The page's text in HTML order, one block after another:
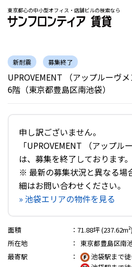
東京都心の中小型オフィス・店舗ビルの検索なら
新耐震 募集終了
UPROVEMENT （アップルーヴメ
6階（東京都豊島区南池袋）
申し訳ございません。
「UPROVEMENT （アップル
は、募集を終了しております。
※ 最新の募集状況と異なる場
細はお問い合わせください。
» 池袋エリアの物件を見る
面積 ： 71.88坪 (237.62m²)
所在地
：
東京都豊島区南
最寄駅
：
池袋駅まで